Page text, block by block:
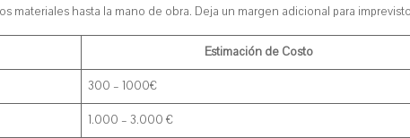
materiales hasta la mano de obra. Deja un margen adicional para
Estimación de Costo
300 – 1000€
1.000 – 3.000 €